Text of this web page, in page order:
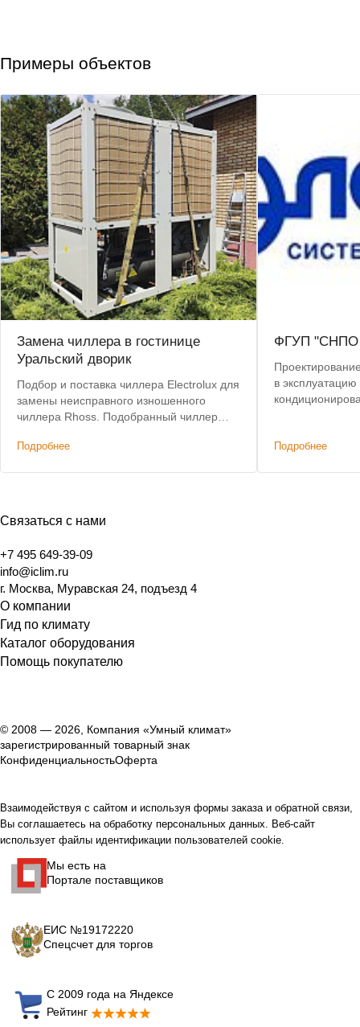
Примеры объектов
Замена чиллера в гостинице
Уральский дворик
Подбор и поставка чиллера Electrolux для
замены неисправного изношенного
чиллера Rhoss. Подобранный чиллер
систему коммуникаций и фанкойлов без
Подробнее
ФГУП "СНПО
в
Подробнее
Связаться с нами
+7 495 649-39-09
info@iclim.ru
г. Москва, Муравская 24, подъезд 4
О компании
Гид по климату
Каталог оборудования
Помощь покупателю
© 2008 — 2026, Компания «Умный климат»
зарегистрированный товарный знак
КонфиденциальностьОферта
Взаимодействуя с сайтом и используя формы заказа и обратной связи,
Вы соглашаетесь на обработку персональных данных. Веб-сайт
использует файлы идентификации пользователей cookie.
Мы есть на
Портале поставщиков
ЕИС №19172220
Спецсчет для торгов
С 2009 года на Яндексе
Рейтинг